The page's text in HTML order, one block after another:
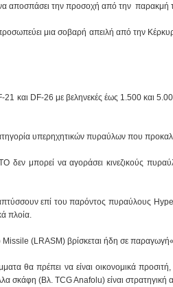
να αποσπάσει την προσοχή από την παρακμή
μια σοβαρή απειλή από την
και DF-26 με βεληνεκές έως 1.500 και
υπερηχητικών πυραύλων που
μπορεί να αγοράσει κινεζικούς
επί του παρόντος πυραύλους
πλοία.
(LRASM) βρίσκεται ήδη σε παραγωγή«
θα πρέπει να είναι οικονομικά
σκάφη (Βλ. TCG Anafolu) είναι στρατηγική